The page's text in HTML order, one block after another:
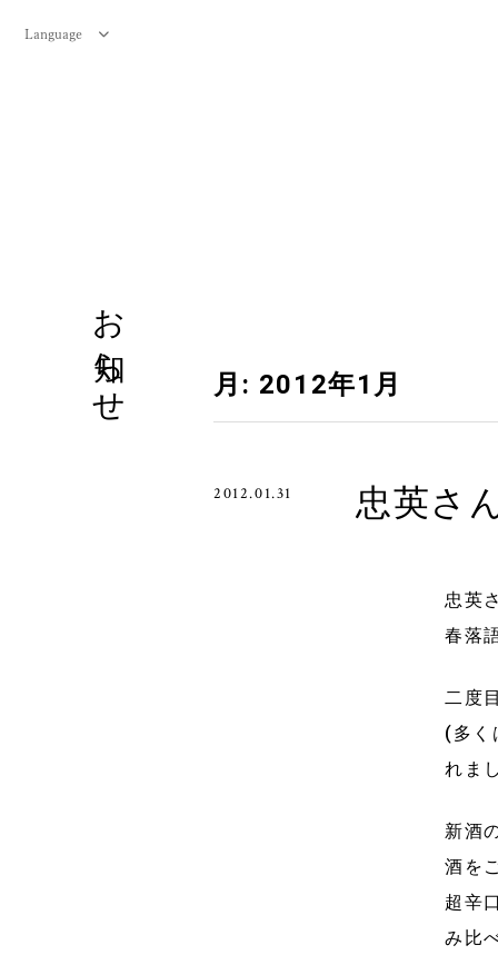
Language
お知らせ 月: 2012年1月
2012.01.31 忠英さ
忠英
春落
二度
(多く
れま
新酒
酒を
超辛
み比